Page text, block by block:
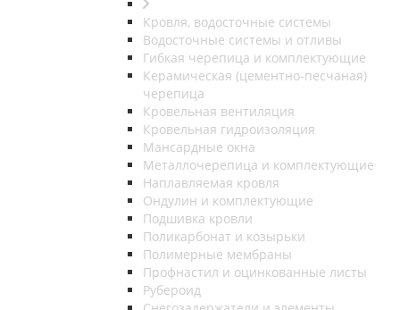
Кровля, водосточные системы
Водосточные системы и отливы
Гибкая черепица и комплектующие
Керамическая (цементно-песчаная)
черепица
Кровельная вентиляция
Кровельная гидроизоляция
Мансардные окна
Металлочерепица и комплектующие
Наплавляемая кровля
Ондулин и комплектующие
Подшивка кровли
Поликарбонат и козырьки
Полимерные мембраны
Профнастил и оцинкованные листы
Рубероид